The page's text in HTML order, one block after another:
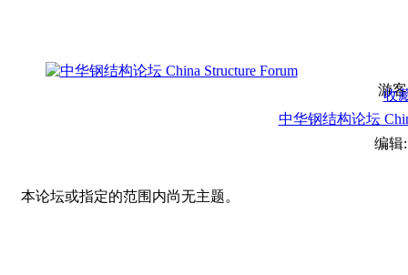
游
收
中华钢结构论坛
编
本论坛或指定的范围内尚无主题。